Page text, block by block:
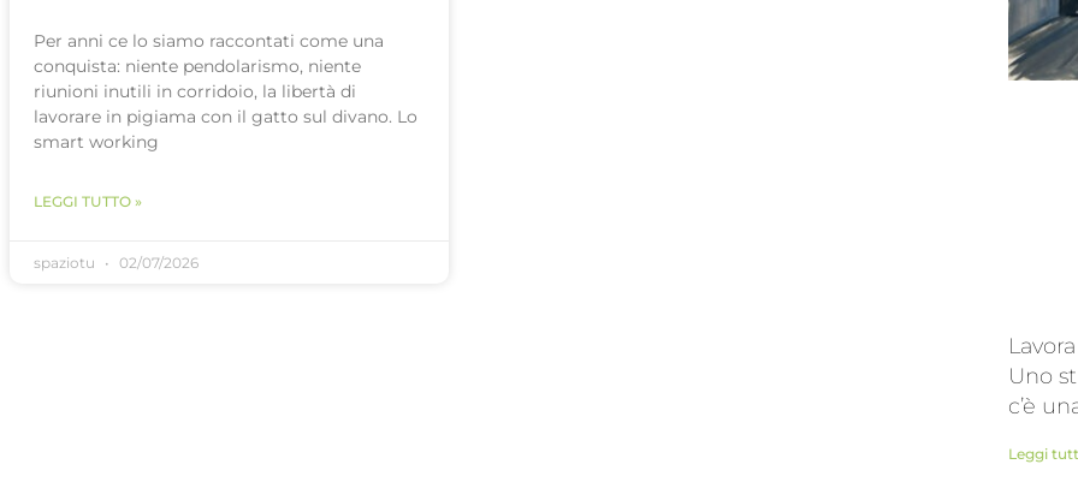
Per anni ce lo siamo raccontati come una
conquista: niente pendolarismo, niente
riunioni inutili in corridoio, la libertà di
lavorare in pigiama con il gatto sul divano. Lo
smart working
LEGGI TUTTO »
spaziotu 02/07/2026
Uno
c’è
Leggi